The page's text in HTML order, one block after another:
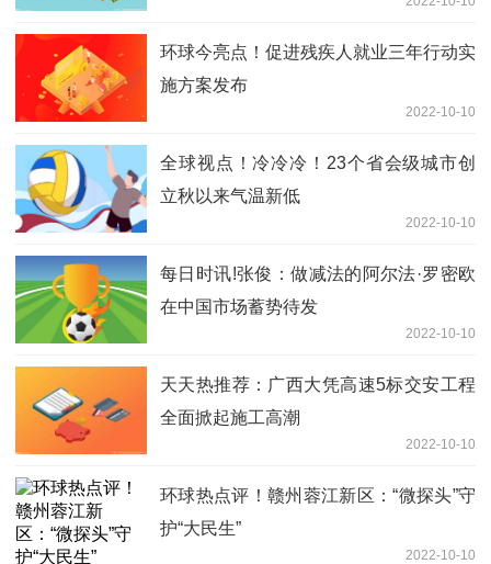
环球今亮点！促进残疾人就业三年行动实
施方案发布
2022-10-10
全球视点！冷冷冷！23个省会级城市创
立秋以来气温新低
2022-10-10
每日时讯!张俊：做减法的阿尔法·罗密欧
在中国市场蓄势待发
2022-10-10
天天热推荐：广西大凭高速5标交安工程
全面掀起施工高潮
2022-10-10
环球热点评！赣州蓉江新区：“微探头”守
护“大民生”
2022-10-10